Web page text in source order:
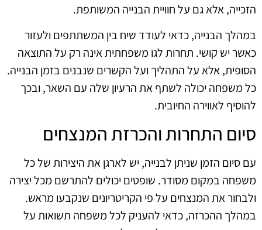
הזכייה, אלא גם על חוויית הבנייה המשותפת.
במהלך הבנייה, כדאי לעודד שיח בין המשתתפים ולעזור
כאשר יש קושי. תחרות לגו משפחתית אינה רק על התוצאה
הסופית, אלא על התהליך ועל הקשרים שנבנים בזמן הבנייה.
כל משפחה יכולה לשתף את הרעיון שלה עם השאר, ובכך
להוסיף לאווירה החיובית.
סיום התחרות והכרזת המנצחים
עם סיום הזמן שניתן לבנייה, יש לארגן את היצירות של כל
משפחה במקום מסודר. שופטים יכולים להתרשם מכל יצירה
ולבחור את המנצחים על פי הקריטריונים שנקבעו מראש.
במהלך ההכרזה, כדאי להעניק לכל משפחה תשואות על